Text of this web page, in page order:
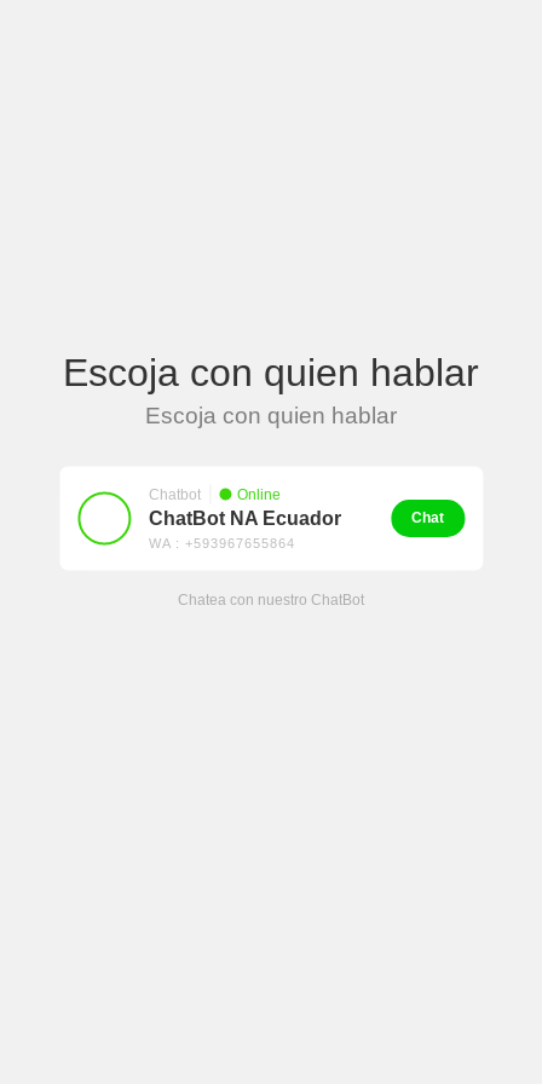
Escoja con quien hablar
Escoja con quien hablar
ChatBot NA Ecuador
Chatbot Online
WA : +593967655864
Chat
Chatea con nuestro ChatBot